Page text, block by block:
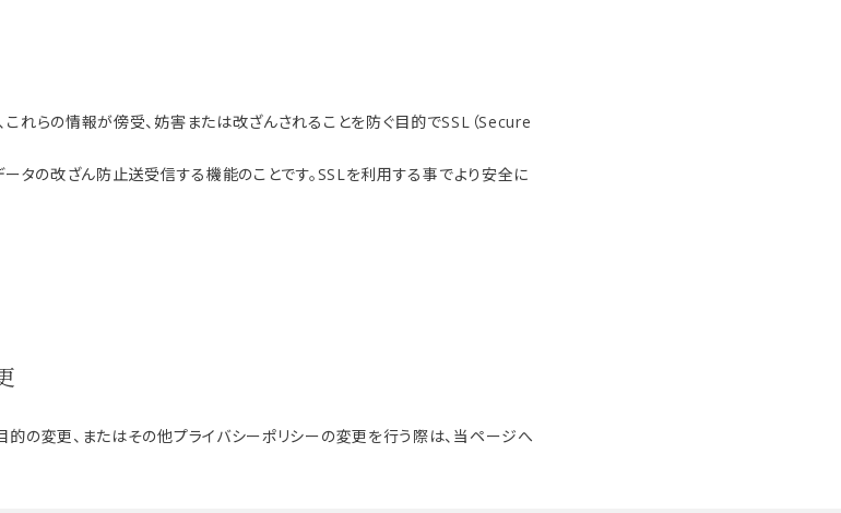
れらの情報が傍受、妨害または改ざんされることを防ぐ目的でSSL（Secure
タの改ざん防止送受信する機能のことです。SSLを利用する事でより安全に
的の変更、またはその他プライバシーポリシーの変更を行う際は、当ページへ